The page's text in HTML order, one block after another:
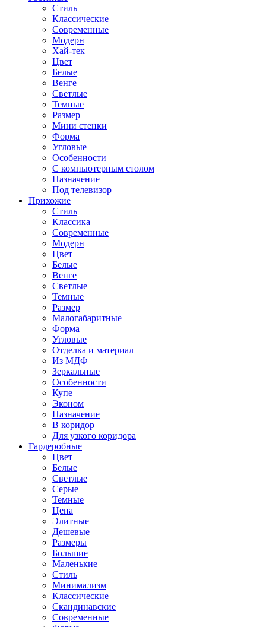
Стиль
Классические
Современные
Модерн
Хай-тек
Цвет
Белые
Венге
Светлые
Темные
Размер
Мини стенки
Форма
Угловые
Особенности
С компьютерным столом
Назначение
Под телевизор
Прихожие
Стиль
Классика
Современные
Модерн
Цвет
Белые
Венге
Светлые
Темные
Размер
Малогабаритные
Форма
Угловые
Отделка и материал
Из МДФ
Зеркальные
Особенности
Купе
Эконом
Назначение
В коридор
Для узкого коридора
Гардеробные
Цвет
Белые
Светлые
Серые
Темные
Цена
Элитные
Дешевые
Размеры
Большие
Маленькие
Стиль
Минимализм
Классические
Скандинавские
Современные